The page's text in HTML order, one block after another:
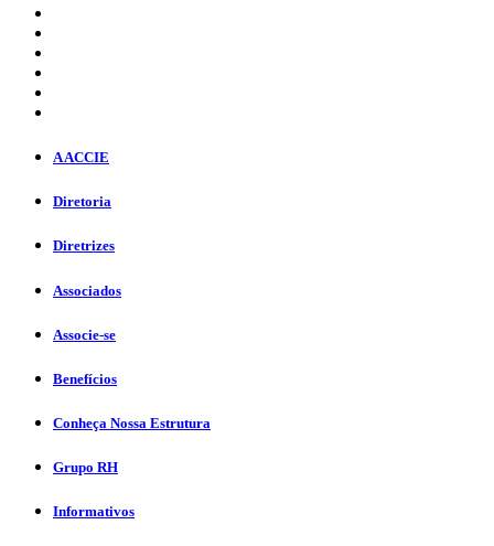
A ACCIE
Diretoria
Diretrizes
Associados
Associe-se
Benefícios
Conheça Nossa Estrutura
Grupo RH
Informativos